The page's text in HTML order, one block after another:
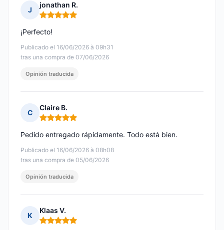
J
jonathan R.
Nota: 5 de 5
Publicado el 16/06/2026 à 09h31
tras una compra de 07/06/2026
¡Perfecto!
Opinión traducida
C
Claire B.
Nota: 5 de 5
Publicado el 16/06/2026 à 08h08
tras una compra de 05/06/2026
Pedido entregado rápidamente. Todo está bien.
Opinión traducida
K
Klaas V.
Nota: 5 de 5